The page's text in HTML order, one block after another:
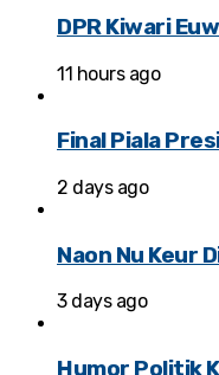
DPR Kiwari
11 hours ago
Final Piala
2 days ago
Naon Nu Keur
3 days ago
Humor Politik